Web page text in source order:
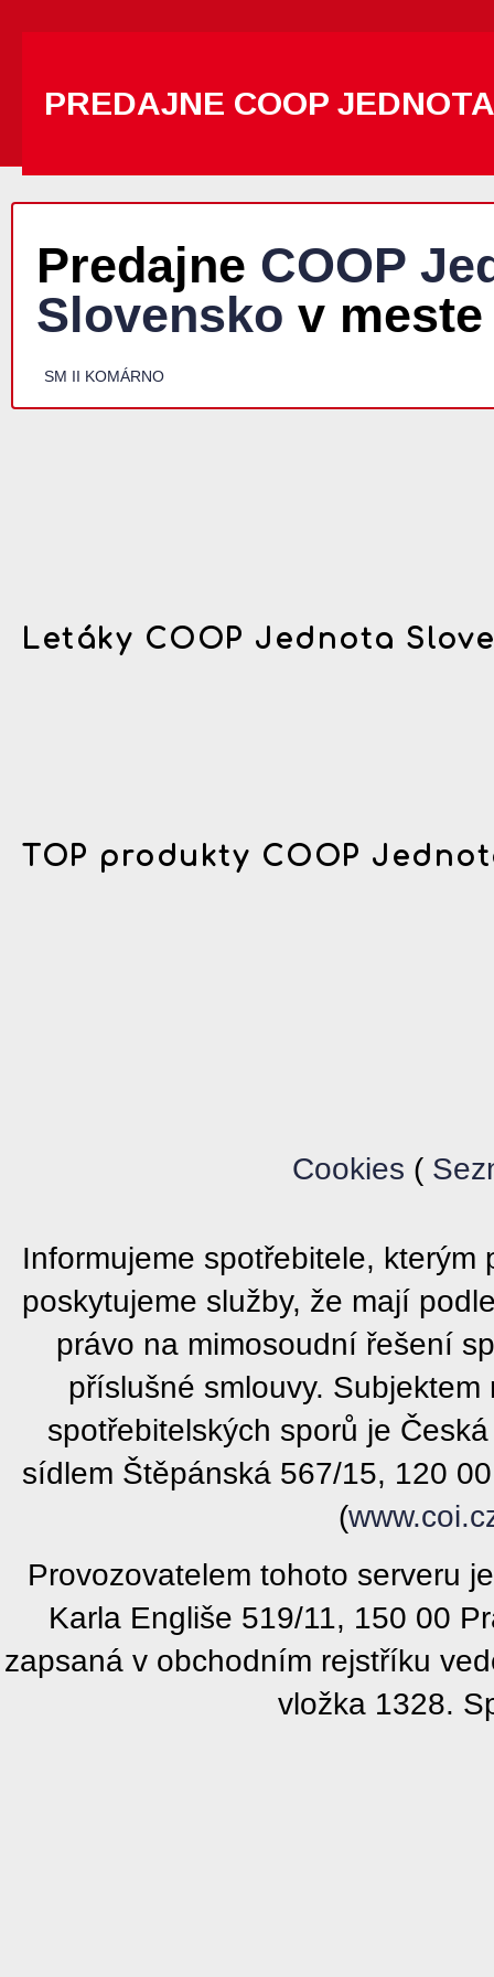
PREDAJNE COOP
Predajne COOP
Slovensko v
SM II KOMÁRNO
Letáky COOP Jednota
TOP produkty COOP
Cookies (
Informujeme spotřebitele, kterým
poskytujeme služby, že mají
právo na mimosoudní řešení
příslušné smlouvy.
spotřebitelských sporů je
sídlem Štěpánská 567/15, 120
(
Provozovatelem tohoto serveru
Karla Engliše 519/11, 150 00
zapsaná v obchodním rejstříku
vložka 1328.